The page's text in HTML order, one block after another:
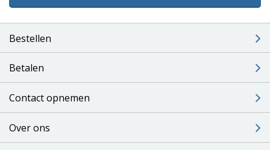
Bestellen
Betalen
Contact opnemen
Over ons